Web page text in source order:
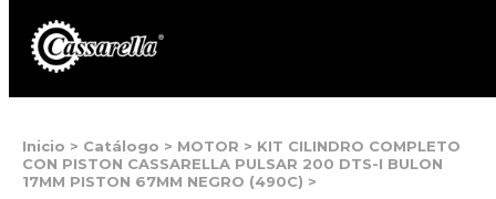
Inicio > Catálogo > MOTOR > KIT CILINDRO COMPLETO
CON PISTON CASSARELLA PULSAR 200 DTS-I BULON
17MM PISTON 67MM NEGRO (490C) >